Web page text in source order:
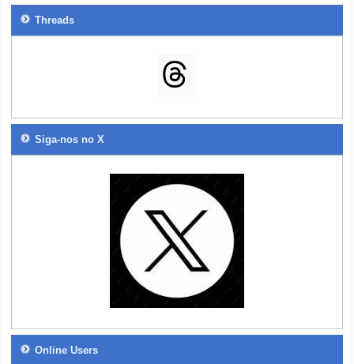
Threads
Siga-nos no X
Online Users